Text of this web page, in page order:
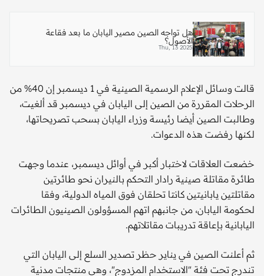
هل تواجه الصين مصير اليابان ما بعد فقاعة
الأصول؟
Thu, 13 2025
قالت وسائل الإعلام الرسمية الصينية في 1 ديسمبر إن 40% من
الرحلات المقررة من الصين إلى اليابان في ديسمبر قد ألغيت،
وطالبت الصين أيضا رئيسة وزراء اليابان بسحب تصريحاتها،
لكنها رفضت هذه الدعوات.
خضعت العلاقات لاختبار أكبر في أوائل ديسمبر، عندما وجهت
طائرة مقاتلة صينية رادار التحكم بالنيران نحو طائرتين
مقاتلتين يابانيتين كانتا تحلقان فوق المياه الدولية، وفقا
لحكومة اليابان، من جانبهم اتهم المسؤولون الصينيون الطائرات
اليابانية بإعاقة تدريبات مقاتلاتهم.
ثم أعلنت الصين في يناير حظر تصدير السلع إلى اليابان التي
تندرج تحت فئة "الاستخدام المزدوج"، وهي منتجات مدنية